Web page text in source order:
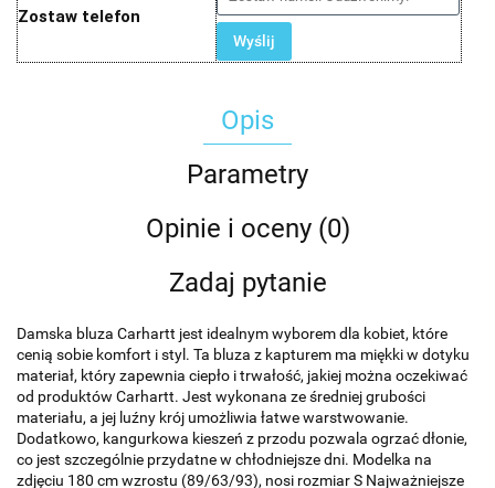
Zostaw telefon
Wyślij
Opis
Parametry
Opinie i oceny (0)
Zadaj pytanie
Damska bluza Carhartt jest idealnym wyborem dla kobiet, które
cenią sobie komfort i styl. Ta bluza z kapturem ma miękki w dotyku
materiał, który zapewnia ciepło i trwałość, jakiej można oczekiwać
od produktów Carhartt. Jest wykonana ze średniej grubości
materiału, a jej luźny krój umożliwia łatwe warstwowanie.
Dodatkowo, kangurkowa kieszeń z przodu pozwala ogrzać dłonie,
co jest szczególnie przydatne w chłodniejsze dni. Modelka na
zdjęciu 180 cm wzrostu (89/63/93), nosi rozmiar S Najważniejsze